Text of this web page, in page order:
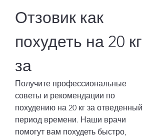
Отзовик как
похудеть на 20 кг
за
Получите профессиональные
советы и рекомендации по
похудению на 20 кг за отведенный
период времени. Наши врачи
помогут вам похудеть быстро,